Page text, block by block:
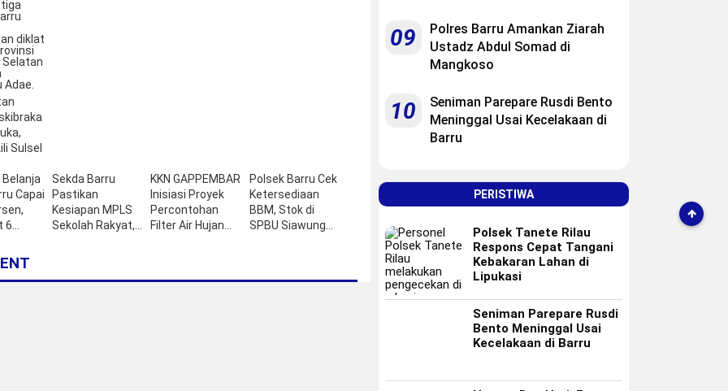
Sulsel
Capai
6
Sekda Barru
Pastikan
Kesiapan MPLS
Sekolah Rakyat,
KKN GAPPEMBAR
Inisiasi Proyek
Percontohan
Filter Air Hujan
Polsek Barru Cek
Ketersediaan
BBM, Stok di
SPBU Siawung
09
Polres Barru Amankan Ziarah
Ustadz Abdul Somad di
Mangkoso
10
Seniman Parepare Rusdi Bento
Meninggal Usai Kecelakaan di
Barru
PERISTIWA
Polsek Tanete Rilau
Respons Cepat Tangani
Kebakaran Lahan di
Lipukasi
Seniman Parepare Rusdi
Bento Meninggal Usai
Kecelakaan di Barru